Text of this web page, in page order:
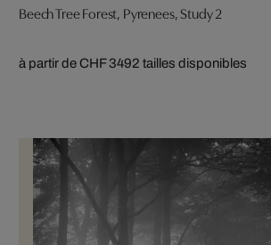
Beech Tree Forest, Pyrenees, Study 2
à partir de CHF 3492 tailles disponibles